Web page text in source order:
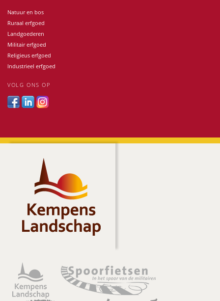
Natuur en bos
Ruraal erfgoed
Landgoederen
Militair erfgoed
Religieus erfgoed
Industrieel erfgoed
VOLG ONS OP